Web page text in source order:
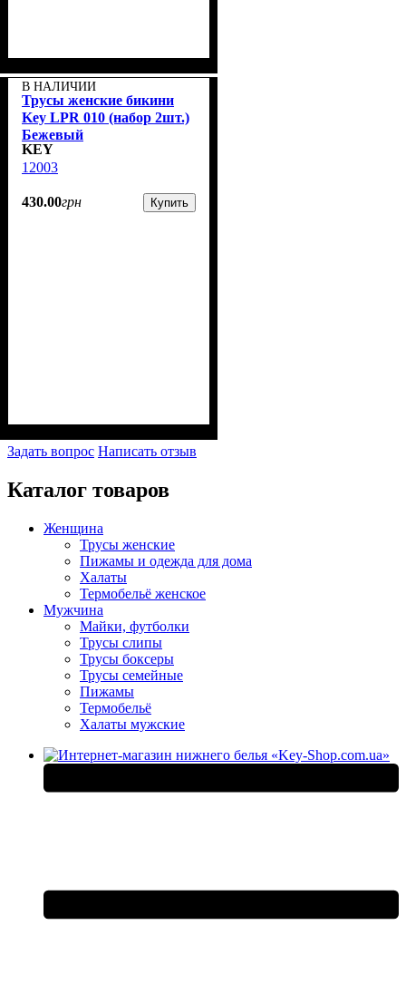
В НАЛИЧИИ
Трусы женские бикини
Key LPR 010 (набор 2шт.)
Бежевый
KEY
12003
430.00грн Купить
Задать вопрос Написать отзыв
Каталог товаров
Женщина
Трусы женские
Пижамы и одежда для дома
Халаты
Термобельё женское
Мужчина
Майки, футболки
Трусы слипы
Трусы боксеры
Трусы семейные
Пижамы
Термобельё
Халаты мужские